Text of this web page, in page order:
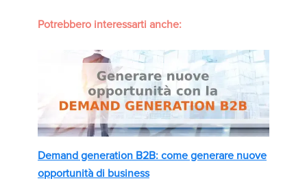
Potrebbero interessarti anche:
Demand generation B2B: come generare nuove
opportunità di business